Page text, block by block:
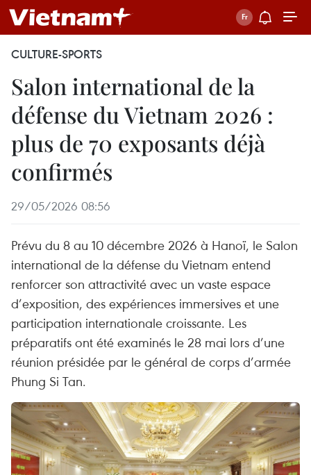
CULTURE-SPORTS
Salon international de la
défense du Vietnam 2026 :
plus de 70 exposants déjà
confirmés
29/05/2026 08:56
Prévu du 8 au 10 décembre 2026 à Hanoï, le Salon
international de la défense du Vietnam entend
renforcer son attractivité avec un vaste espace
d’exposition, des expériences immersives et une
participation internationale croissante. Les
préparatifs ont été examinés le 28 mai lors d’une
réunion présidée par le général de corps d’armée
Phung Si Tan.